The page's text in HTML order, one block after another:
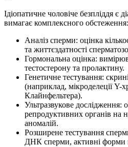
Ідіопатичне чоловіче безпліддя є
вимагає комплексного обстеження:
Аналіз сперми: оцінка
та життєздатності
Гормональна оцінка:
тестостерону та пролактину.
Генетичне тестування:
(наприклад, мікроделеції
Клайнфельтера).
Ультразвукове
репродуктивних органів на
аномалій.
Розширене тестування
ДНК сперми, активні форми